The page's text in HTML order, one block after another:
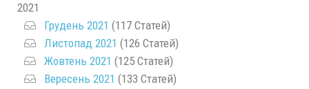
2021
Грудень 2021 (117 Статей)
Листопад 2021 (126 Статей)
Жовтень 2021 (125 Статей)
Вересень 2021 (133 Статей)